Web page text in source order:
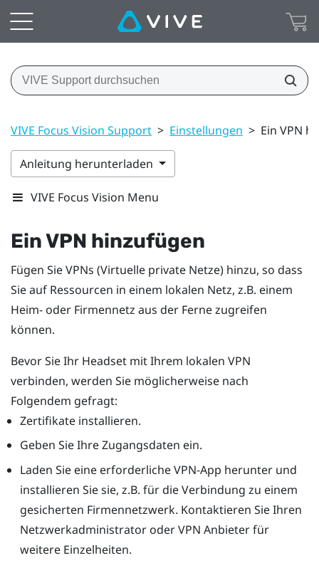
VIVE Focus Vision Support > Einstellungen > Ein VPN
Anleitung herunterladen
VIVE Focus Vision Menu
Ein VPN hinzufügen
Fügen Sie VPNs (Virtuelle private Netze) hinzu, so dass
Sie auf Ressourcen in einem lokalen Netz, z.B. einem
Heim- oder Firmennetz aus der Ferne zugreifen
können.
Bevor Sie Ihr Headset mit Ihrem lokalen VPN
verbinden, werden Sie möglicherweise nach
Folgendem gefragt:
Zertifikate installieren.
Geben Sie Ihre Zugangsdaten ein.
Laden Sie eine erforderliche VPN-App herunter und
installieren Sie sie, z.B. für die Verbindung zu einem
gesicherten Firmennetzwerk. Kontaktieren Sie Ihren
Netzwerkadministrator oder VPN Anbieter für
weitere Einzelheiten.